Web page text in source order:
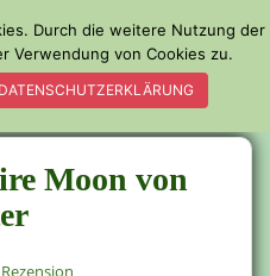
Moon von
Rezension
Durch die weitere Nutzung der
Verwendung von Cookies zu.
DATENSCHUTZERKLÄRUNG